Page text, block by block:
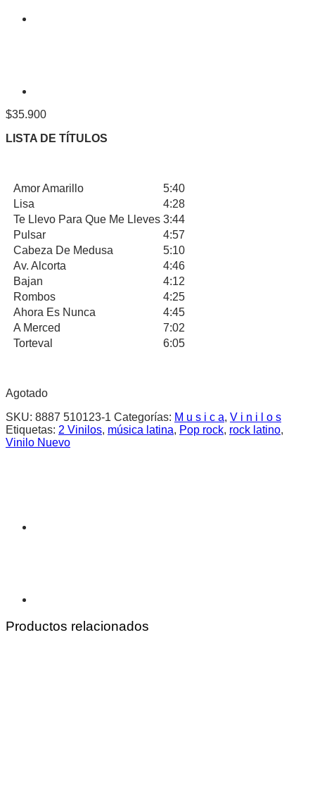
$35.900
LISTA DE TÍTULOS
Amor Amarillo
5:40
Lisa
4:28
Te Llevo Para Que Me Lleves 3:44
Pulsar
4:57
Cabeza De Medusa
5:10
Av. Alcorta
4:46
Bajan
4:12
Rombos
4:25
Ahora Es Nunca
4:45
A Merced
7:02
Torteval
6:05
Agotado
SKU: 8887 510123-1 Categorías: M u s i c a, V i n i l o s
Etiquetas: 2 Vinilos, música latina, Pop rock, rock latino,
Vinilo Nuevo
Productos relacionados